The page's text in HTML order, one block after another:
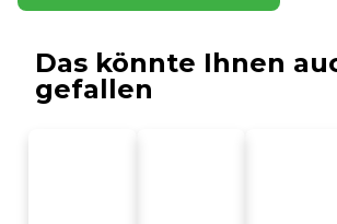
Zertifizierungen
Zertifizierungen
Das könnte Ihnen
gefallen